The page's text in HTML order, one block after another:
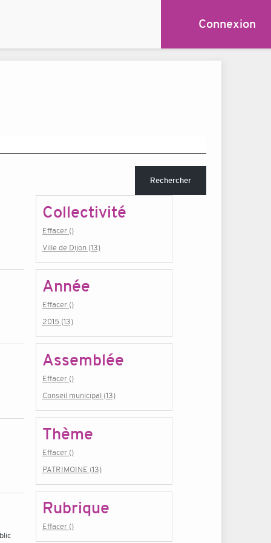
Connexion
Rechercher
Collectivité
Effacer ()
Ville de Dijon (13)
Année
Effacer ()
2015 (13)
Assemblée
Effacer ()
Conseil municipal (13)
Thème
Effacer ()
PATRIMOINE (13)
Rubrique
Effacer ()